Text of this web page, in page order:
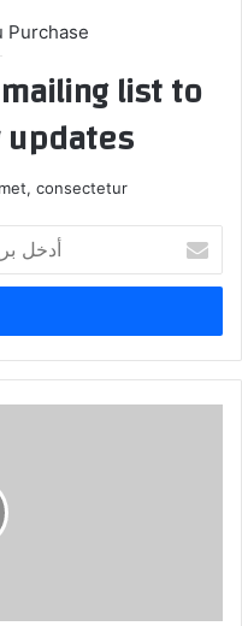
Purchase
list to
consectetur.
بريدك
الإلكتروني